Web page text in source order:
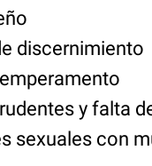
discernimiento
y falta
sexuales con